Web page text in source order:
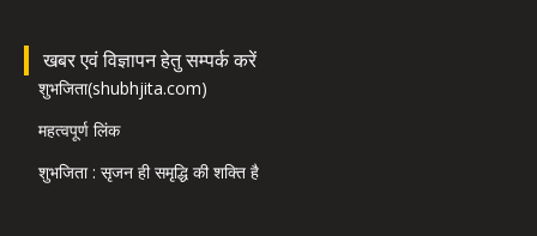
खबर एवं विज्ञापन हेतु सम्पर्क करें
शुभजिता(shubhjita.com)
महत्वपूर्ण लिंक
शुभजिता : सृजन ही समृद्धि की शक्ति है